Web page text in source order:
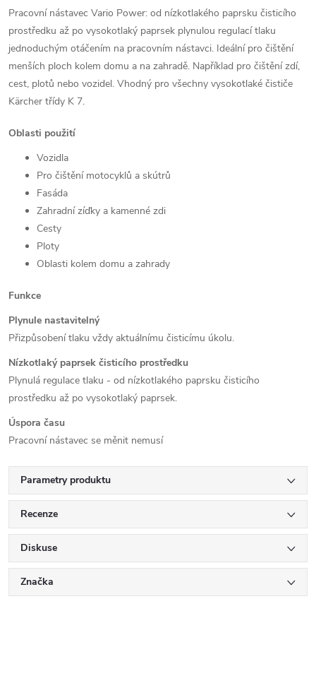
Pracovní nástavec Vario Power: od nízkotlakého paprsku čisticího
prostředku až po vysokotlaký paprsek plynulou regulací tlaku
jednoduchým otáčením na pracovním nástavci. Ideální pro čištění
menších ploch kolem domu a na zahradě. Například pro čištění zdí,
cest, plotů nebo vozidel. Vhodný pro všechny vysokotlaké čističe
Kärcher třídy K 7.
Oblasti použití
Vozidla
Pro čištění motocyklů a skútrů
Fasáda
Zahradní zíďky a kamenné zdi
Cesty
Ploty
Oblasti kolem domu a zahrady
Funkce
Plynule nastavitelný
Přizpůsobení tlaku vždy aktuálnímu čisticímu úkolu.
Nízkotlaký paprsek čisticího prostředku
Plynulá regulace tlaku - od nízkotlakého paprsku čisticího
prostředku až po vysokotlaký paprsek.
Úspora času
Pracovní nástavec se měnit nemusí
Parametry produktu
Recenze
Diskuse
Značka